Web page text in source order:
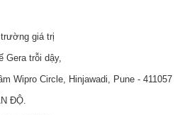
giá trị
Gera trỗi dậy,
Wipro Circle, Hinjawadi, Pune - 411057
ĐỘ.